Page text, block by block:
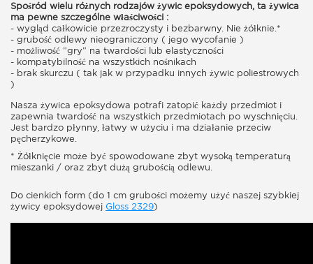
Spośród wielu różnych rodzajów żywic epoksydowych, ta żywica
ma pewne szczególne właściwości :
- wygląd całkowicie przezroczysty i bezbarwny. Nie żółknie.*
- grubość odlewy nieograniczony ( jego wycofanie )
- możliwość ”gry” na twardości lub elastyczności
- kompatybilność na wszystkich nośnikach
- brak skurczu ( tak jak w przypadku innych żywic poliestrowych
)
Nasza żywica epoksydowa potrafi zatopić każdy przedmiot i
zapewnia twardość na wszystkich przedmiotach po wyschnięciu.
Jest bardzo płynny, łatwy w użyciu i ma działanie przeciw
pęcherzykowe.
* Żółknięcie może być spowodowane zbyt wysoką temperaturą
mieszanki / oraz zbyt dużą grubością odlewu.
Do cienkich form (do 1 cm grubości możemy użyć naszej szybkiej
żywicy epoksydowej Gloss 2329)